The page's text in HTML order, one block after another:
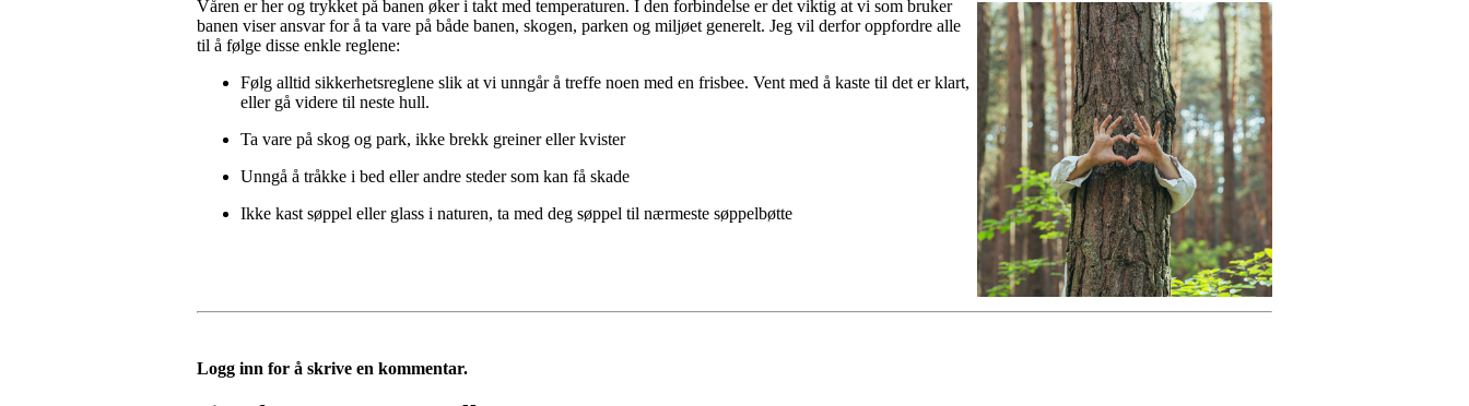
Våren er her og trykket på banen øker i takt med temperaturen. I den forbindelse er det viktig at vi som bruker
banen viser ansvar for å ta vare på både banen, skogen, parken og miljøet generelt. Jeg vil derfor oppfordre alle
til å følge disse enkle reglene:
Følg alltid sikkerhetsreglene slik at vi unngår å treffe noen med en frisbee. Vent med å kaste til det er klart,
eller gå videre til neste hull.
Ta vare på skog og park, ikke brekk greiner eller kvister
Unngå å tråkke i bed eller andre steder som kan få skade
Ikke kast søppel eller glass i naturen, ta med deg søppel til nærmeste søppelbøtte
Logg inn for å skrive en kommentar.